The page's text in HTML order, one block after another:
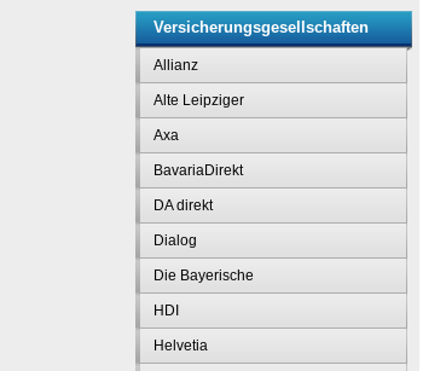
Versicherungsgesellschaften
Allianz
Alte Leipziger
Axa
BavariaDirekt
DA direkt
Dialog
Die Bayerische
HDI
Helvetia